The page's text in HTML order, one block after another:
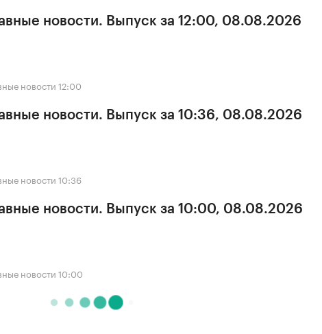
новости. Выпуск за 12:00, 08.08.2026
новости 12:00
новости. Выпуск за 10:36, 08.08.2026
новости 10:36
новости. Выпуск за 10:00, 08.08.2026
новости 10:00